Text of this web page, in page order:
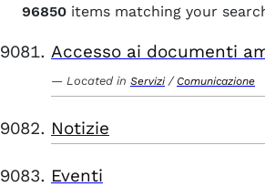
96850 items matching your
Accesso ai documenti
Located in Servizi / Comunicazione
Notizie
Eventi